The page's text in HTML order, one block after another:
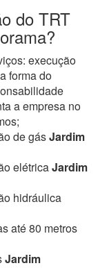
do TRT
execução
forma do
a empresa no
de gásJardim
elétricaJardim
hidráulica
até 80 metros
Jardim